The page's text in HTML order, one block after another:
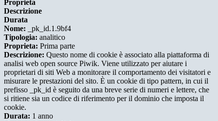
Proprieta
Descrizione
Durata
Nome: _pk_id.1.9bf4
Tipologia: analitico
Proprieta: Prima parte
Descrizione: Questo nome di cookie è associato alla piattaforma di
analisi web open source Piwik. Viene utilizzato per aiutare i
proprietari di siti Web a monitorare il comportamento dei visitatori e
misurare le prestazioni del sito. È un cookie di tipo pattern, in cui il
prefisso _pk_id è seguito da una breve serie di numeri e lettere, che
si ritiene sia un codice di riferimento per il dominio che imposta il
cookie.
Durata: 1 anno